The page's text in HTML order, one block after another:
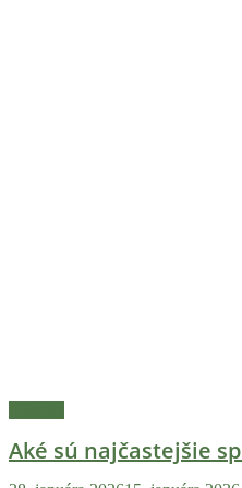
Aké sú najčastejšie